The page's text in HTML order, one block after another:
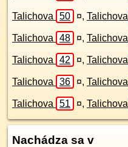
Talichova 50 ¤, Talichova
Talichova 48 ¤, Talichova
Talichova 42 ¤, Talichova
Talichova 36 ¤, Talichova
Talichova 51 ¤, Talichova
Nachádza sa v